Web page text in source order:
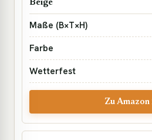
Beige
Zu Amazon